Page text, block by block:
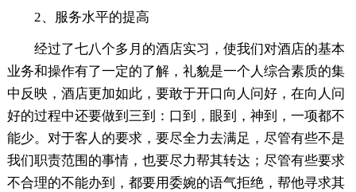
2、服务水平的提高
经过了七八个多月的酒店实习，使我们对酒店的基本
业务和操作有了一定的了解，礼貌是一个人综合素质的集
中反映，酒店更加如此，要敢于开口向人问好，在向人问
好的过程中还要做到三到：口到，眼到，神到，一项都不
能少。对于客人的要求，要尽全力去满足，尽管有些不是
我们职责范围的事情，也要尽力帮其转达；尽管有些要求
不合理的不能办到，都要用委婉的语气拒绝，帮他寻求其